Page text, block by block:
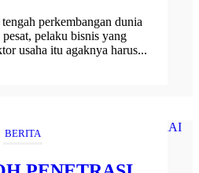
perkembangan dunia
pelaku bisnis yang
usaha itu agaknya harus...
BERITA